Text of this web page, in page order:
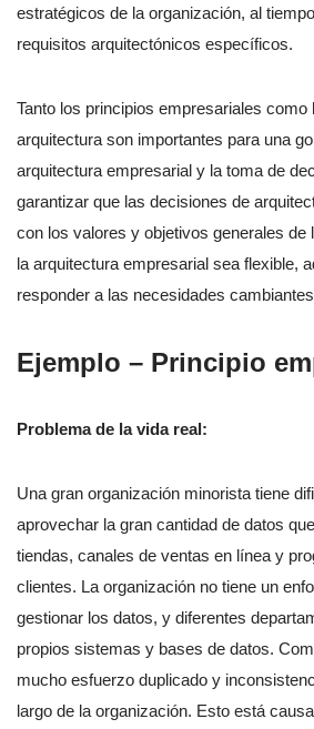
estratégicos de la organización, al
requisitos arquitectónicos específicos.
Tanto los principios empresariales como
arquitectura son importantes para una
arquitectura empresarial y la toma de
garantizar que las decisiones de
con los valores y objetivos generales de
la arquitectura empresarial sea flexible,
responder a las necesidades
Ejemplo – Principio
Problema de la vida real:
Una gran organización minorista tiene
aprovechar la gran cantidad de datos
tiendas, canales de ventas en línea y
clientes. La organización no tiene un
gestionar los datos, y diferentes
propios sistemas y bases de datos.
mucho esfuerzo duplicado y
largo de la organización. Esto está